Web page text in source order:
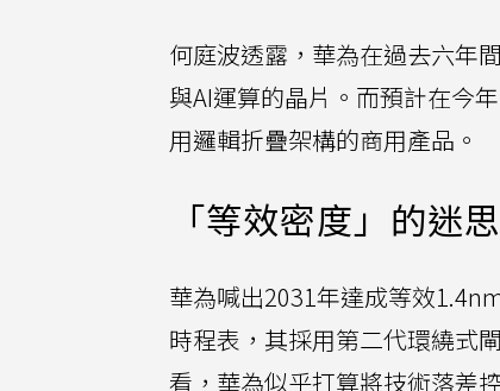
何庭波透露，華為在過去六年
與AI運算的晶片。而預計在今
用邏輯折疊架構的商用產品。
「等效密度」的迷
華為喊出2031年達成等效
時程表，其採用第二代環繞式
看，華為似乎打算將技術落差